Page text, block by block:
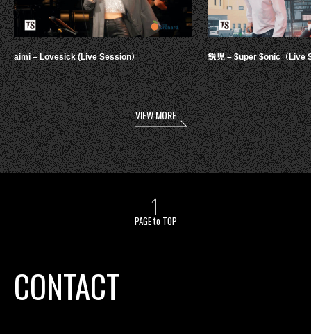
aimi – Lovesick (Live Session） 鋭児 – $uper $onic（Live
VIEW MORE
PAGE to TOP
CONTACT